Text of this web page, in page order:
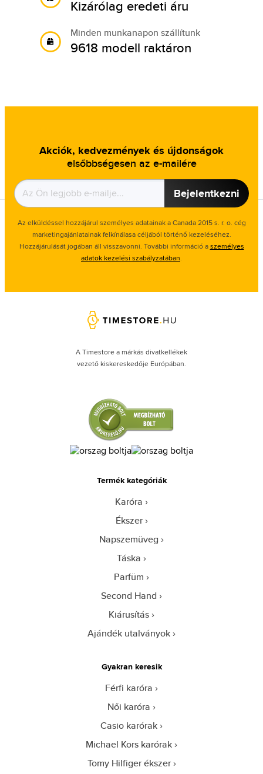
Kizárólag eredeti áru
Minden munkanapon szállítunk
9618 modell raktáron
Akciók, kedvezmények és újdonságok
elsőbbségesen az e-mailére
Bejelentkezni
Az elküldéssel hozzájárul személyes adatainak a Canada 2015 s. r. o. cég
marketingajánlatainak felkínálasa céljából történő kezeléséhez.
Hozzájárulását jogában áll visszavonni. További információ aszemélyes
adatok kezelési szabályzatában.
A Timestore a márkás divatkellékek
vezető kiskereskedője Európában.
Termék kategóriák
Karóra
Ékszer
Napszemüveg
Táska
Parfüm
Second Hand
Kiárusítás
Ajándék utalványok
Gyakran keresik
Férfi karóra
Női karóra
Casio karórak
Michael Kors karórak
Tomy Hilfiger ékszer